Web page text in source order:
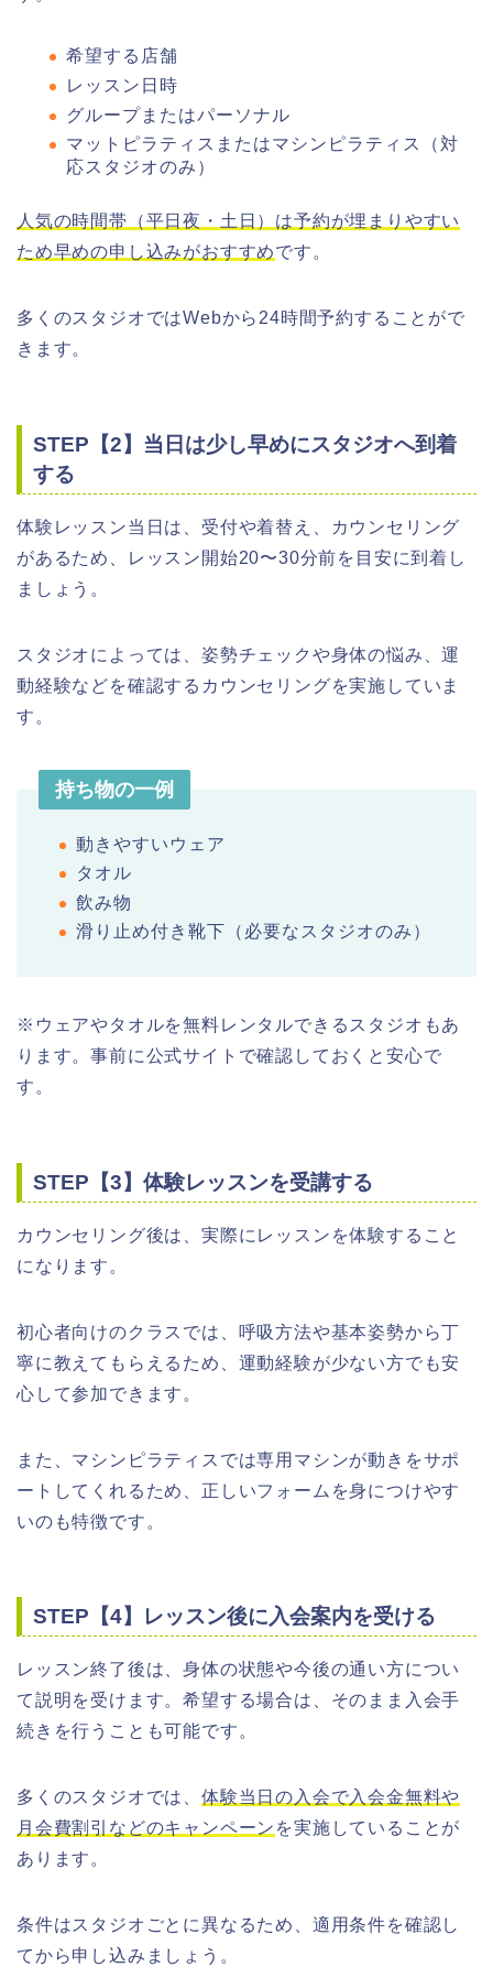
希望する店舗
レッスン日時
グループまたはパーソナル
マットピラティスまたはマシンピラティス（対
応スタジオのみ）
人気の時間帯（平日夜・土日）は予約が埋まりやすい
ため早めの申し込みがおすすめです。
多くのスタジオではWebから24時間予約することがで
きます。
STEP【2】当日は少し早めにスタジオへ到着
する
体験レッスン当日は、受付や着替え、カウンセリング
があるため、レッスン開始20〜30分前を目安に到着し
ましょう。
スタジオによっては、姿勢チェックや身体の悩み、運
動経験などを確認するカウンセリングを実施していま
す。
持ち物の一例
動きやすいウェア
タオル
飲み物
滑り止め付き靴下（必要なスタジオのみ）
※ウェアやタオルを無料レンタルできるスタジオもあ
ります。事前に公式サイトで確認しておくと安心で
す。
STEP【3】体験レッスンを受講する
カウンセリング後は、実際にレッスンを体験すること
になります。
初心者向けのクラスでは、呼吸方法や基本姿勢から丁
寧に教えてもらえるため、運動経験が少ない方でも安
心して参加できます。
また、マシンピラティスでは専用マシンが動きをサポ
ートしてくれるため、正しいフォームを身につけやす
いのも特徴です。
STEP【4】レッスン後に入会案内を受ける
レッスン終了後は、身体の状態や今後の通い方につい
て説明を受けます。希望する場合は、そのまま入会手
続きを行うことも可能です。
多くのスタジオでは、体験当日の入会で入会金無料や
月会費割引などのキャンペーン を実施していることが
あります。
条件はスタジオごとに異なるため、適用条件を確認し
てから申し込みましょう。